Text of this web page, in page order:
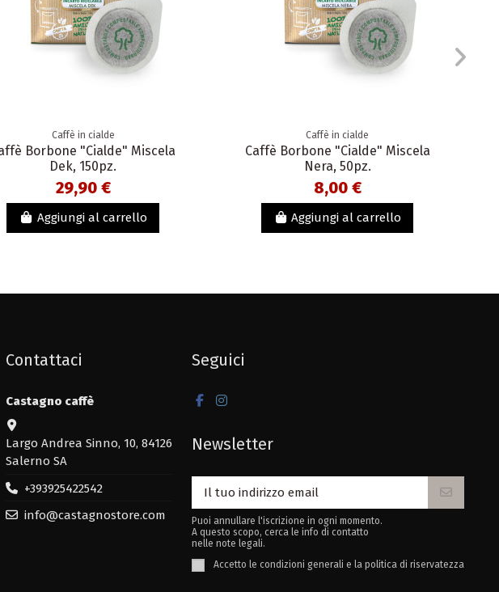
Caffè in cialde
Borbone "Cialde" Miscela
Dek, 150pz.
29,90 €
Aggiungi al carrello
Caffè in cialde
Caffè Borbone "Cialde" Miscela
Nera, 50pz.
8,00 €
Aggiungi al carrello
Contattaci
Castagno caffè
Largo Andrea Sinno, 10, 84126
Salerno SA
+393925422542
info@castagnostore.com
Seguici
Newsletter
Puoi annullare l'iscrizione in ogni momento.
A questo scopo, cerca le info di contatto
nelle note legali.
Accetto le condizioni generali e la politica di riservatezza